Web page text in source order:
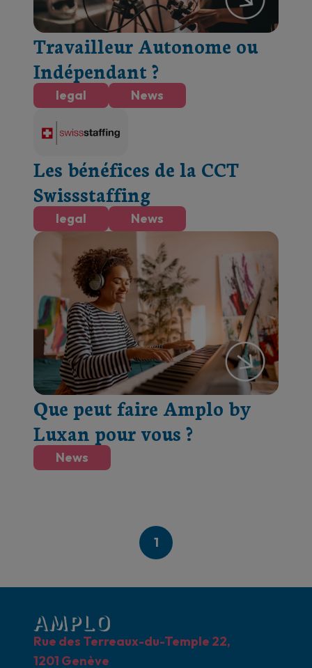
Travailleur Autonome ou
Indépendant ?
legal News
Les bénéfices de la CCT
Swissstaffing
legal News
Que peut faire Amplo by
Luxan pour vous ?
News
1
Rue des Terreaux-du-Temple 22,
1201 Genève